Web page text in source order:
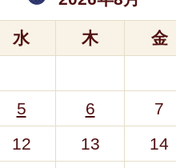
水 木 金
5 6
7
12 13
14